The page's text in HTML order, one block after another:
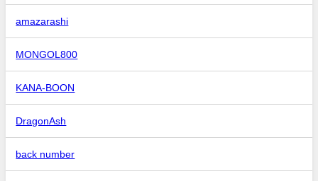
amazarashi
MONGOL800
KANA-BOON
DragonAsh
back number